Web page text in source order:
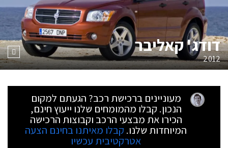
דודג' קאליבר
2012
מעוניינים ברכישת רכב? הגעתם למקום
הנכון. קבלו מהמומחים שלנו ייעוץ חינם,
הכירו את מבצעי הרכב וקבוצות הרכישה
המיוחדות שלנו. קבלו מאיתנו בחינם הצעה
אטרקטיבית עכשיו